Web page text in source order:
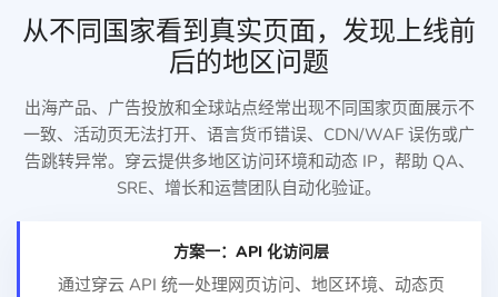
从不同国家看到真实页面，发现上线前
后的地区问题
出海产品、广告投放和全球站点经常出现不同国家页面展示不
一致、活动页无法打开、语言货币错误、CDN/WAF 误伤或广
告跳转异常。穿云提供多地区访问环境和动态 IP，帮助 QA、
SRE、增长和运营团队自动化验证。
方案一：API 化访问层
通过穿云 API 统一处理网页访问、地区环境、动态页